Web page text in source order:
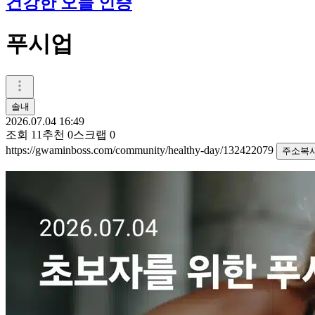
푸시업
솔내
2026.07.04 16:49
조회 11 추천 0스크랩 0
https://gwaminboss.com/community/healthy-day/132422079
주소복